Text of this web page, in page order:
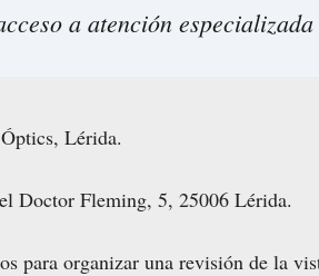
a atención
Lérida.
Doctor Fleming, 5, 25006 Lérida.
para organizar una revisión de la